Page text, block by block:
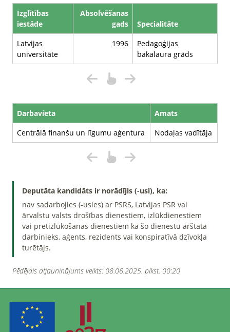
Izglītības
iestāde
Absolvēšanas
gads
Specialitāte
Latvijas
universitāte
1996
Pedagoģijas
bakalaura grāds
Darbavieta
Amats
Centrālā finanšu un līgumu aģentura
Nodaļas vadītāja
Deputāta kandidāts ir norādījis (-usi), ka:
nav sadarbojies (-usies) ar PSRS, Latvijas PSR vai
ārvalstu valsts drošības dienestiem, izlūkdienestiem
vai pretizlūkošanas dienestiem kā šo dienestu ārštata
darbinieks, aģents, rezidents vai konspiratīvā dzīvokļa
turētājs.
Pēdējais atjauninājums veikts: 08.06.2025. plkst. 00:20